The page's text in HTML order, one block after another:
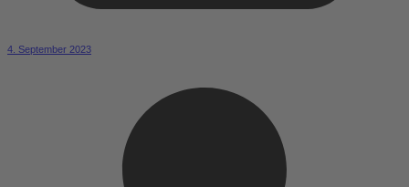
4. September 2023